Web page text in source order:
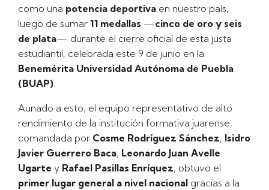
como una potencia deportiva en nuestro país,
luego de sumar 11 medallas —cinco de oro y seis
de plata— durante el cierre oficial de esta justa
estudiantil, celebrada este 9 de junio en la
Benemérita Universidad Autónoma de Puebla
(BUAP).
Aunado a esto, el equipo representativo de alto
rendimiento de la institución formativa juarense,
comandada por Cosme Rodríguez Sánchez, Isidro
Javier Guerrero Baca, Leonardo Juan Avelle
Ugarte y Rafael Pasillas Enríquez, obtuvo el
primer lugar general a nivel nacional gracias a la